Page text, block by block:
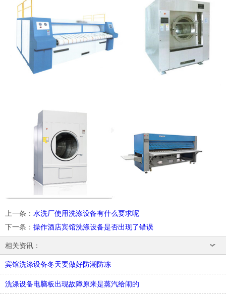
上一条 ： 水洗厂使用洗涤设备有什么要求呢
下一条 ： 操作酒店宾馆洗涤设备是否出现了错误
相关资讯：
宾馆洗涤设备冬天要做好防潮防冻
洗涤设备电脑板出现故障原来是蒸汽给闹的